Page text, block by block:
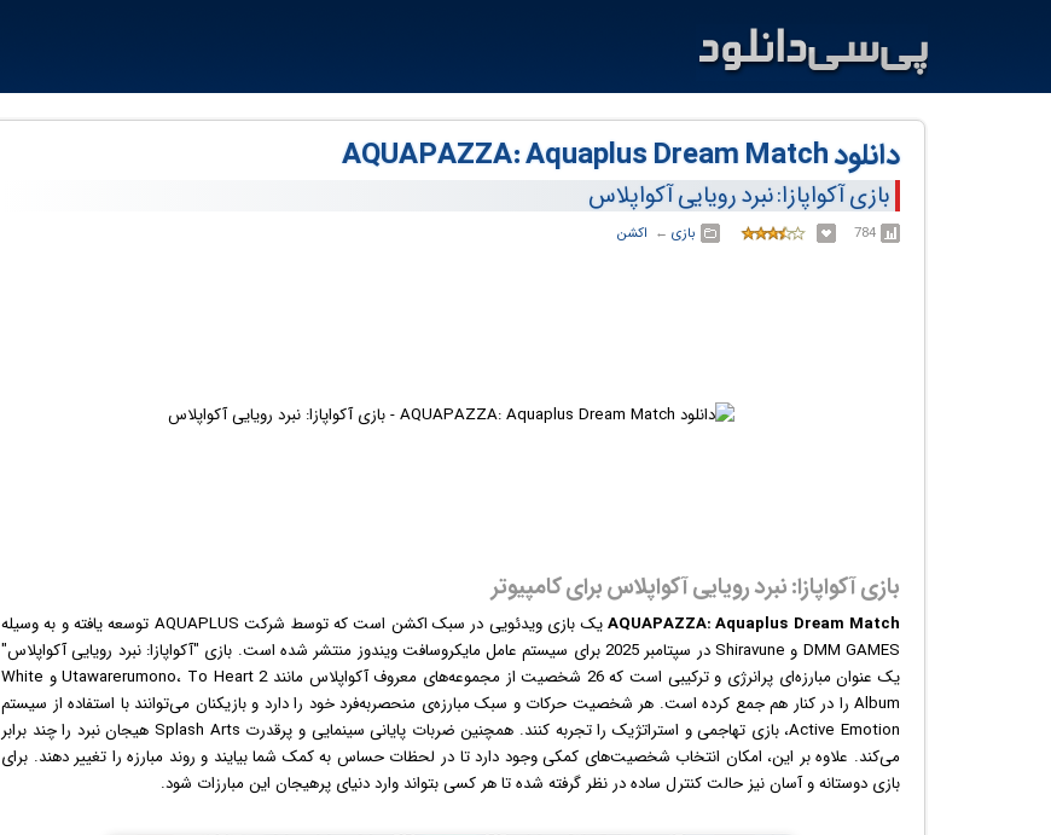
دانلود AQUAPAZZA: Aquaplus Dream Match
بازی آکواپازا: نبرد رویایی آکواپلاس
784 بازی ← ‏ اکشن
بازی آکواپازا: نبرد رویایی آکواپلاس برای کامپیوتر
AQUAPAZZA: Aquaplus Dream Match یکبازی
ویدئویی در سبک اکشن است که توسط شرکت AQUAPLUS توسعه یافته و به وسیله
DMM GAMES و Shiravune در سپتامبر 2025 برای سیستم عامل مایکروسافت
ویندوز منتشر شده است. بازی "آکواپازا: نبرد رویایی آکواپلاس"
یک عنوان مبارزه‌ای پرانرژی و ترکیبی است که 26 شخصیت از مجموعه‌های معروف آکواپلاس مانند Utawarerumono، To Heart 2 و White
Album را در کنار هم جمع کرده است. هر شخصیت حرکات و سبک مبارزه‌ی منحصربه‌فرد خود را دارد و بازیکنان می‌توانند با استفاده از سیستم
Active Emotion، بازی تهاجمی و استراتژیک را تجربه کنند. همچنین ضربات پایانی سینمایی و پرقدرت Splash Arts هیجان نبرد را چند برابر
می‌کند. علاوه بر این، امکان انتخاب شخصیت‌های کمکی وجود دارد تا در لحظات حساس به کمک شما بیایند و روند مبارزه را تغییر دهند. برای
بازی دوستانه و آسان نیز حالت کنترل ساده در نظر گرفته شده تا هر کسی بتواند وارد دنیای پرهیجان این مبارزات شود.